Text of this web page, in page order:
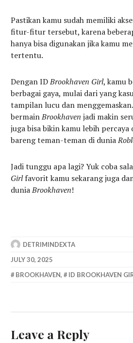
Pastikan kamu sudah memiliki
fitur-fitur tersebut, karena
hanya bisa digunakan jika kamu
tertentu.
Dengan IDBrookhaven Girl, kamu
berbagai gaya, mulai dari yang
tampilan lucu dan
bermainBrookhaven jadi makin
juga bisa bikin kamu lebih
bareng teman-teman di dunia
Jadi tunggu apa lagi? Yuk coba
Girlfavorit kamu sekarang juga
duniaBrookhaven!
DETRIMINDEXTA
JULY 30, 2025
BROOKHAVEN, ID BROOKHAVEN
Leave a Reply